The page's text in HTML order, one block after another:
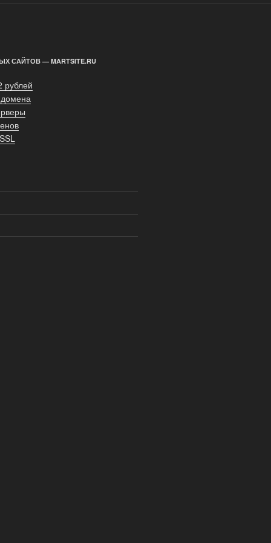
САЙТОВ — MARTSITE.RU
рублей
домена